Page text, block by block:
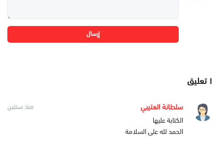
إرسال
١ تعليق
سلطانة العتيبي
منذ سنتين
الكتابة عليها
الحمد لله على السلامة